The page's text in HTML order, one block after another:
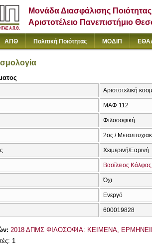
Μονάδα Διασφάλισης Ποιότητας
Αριστοτέλειο Πανεπιστήμιο
ΑΠΘ Πολιτική Ποιότητας ΜΟΔΙΠ
Αριστοτελική
ΜΑΦ 112
Φιλοσοφική
2ος /
Χειμερινή/Εαρινή
Βασίλειος Κάλφας
Όχι
Ενεργό
600019828
2018 ΔΠΜΣ ΦΙΛΟΣΟΦΙΑ: ΚΕΙΜΕΝΑ,
1